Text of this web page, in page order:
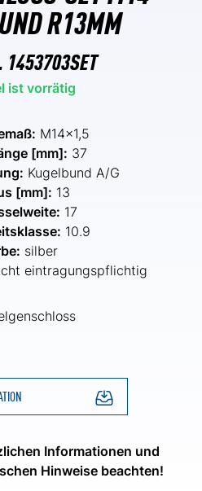
R13MM
1453703SET
ist vorrätig
M14x1,5
[mm]: 37
Kugelbund A/G
[mm]: 13
17
10.9
silber
eintragungspflichtig
Informationen und
Hinweise beachten!